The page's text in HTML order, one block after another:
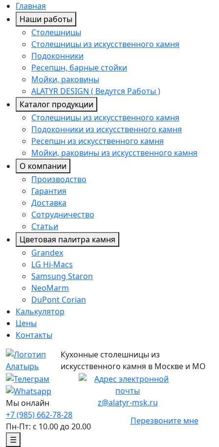
Главная
Наши работы
Столешницы
Столешницы из искусственного камня
Подоконники
Ресепшн, барные стойки
Мойки, раковины
ALATYR DESIGN ( Ведутся Работы )
Каталог продукции
Столешницы из искусственного камня
Подоконники из искусственного камня
Ресепшн из искусственного камня
Мойки, раковины из искусственного камня
О компании
Производство
Гарантия
Доставка
Сотрудничество
Статьи
Цветовая палитра камня
Grandex
LG Hi-Macs
Samsung Staron
NeoMarm
DuPont Corian
Калькулятор
Цены
Контакты
Кухонные столешницы из
искусственного камня в Москве и МО
Мы онлайн
z@alatyr-msk.ru
+7 (985) 662-78-28
Пн-Пт: с 10.00 до 20.00
Перезвоните мне
☰